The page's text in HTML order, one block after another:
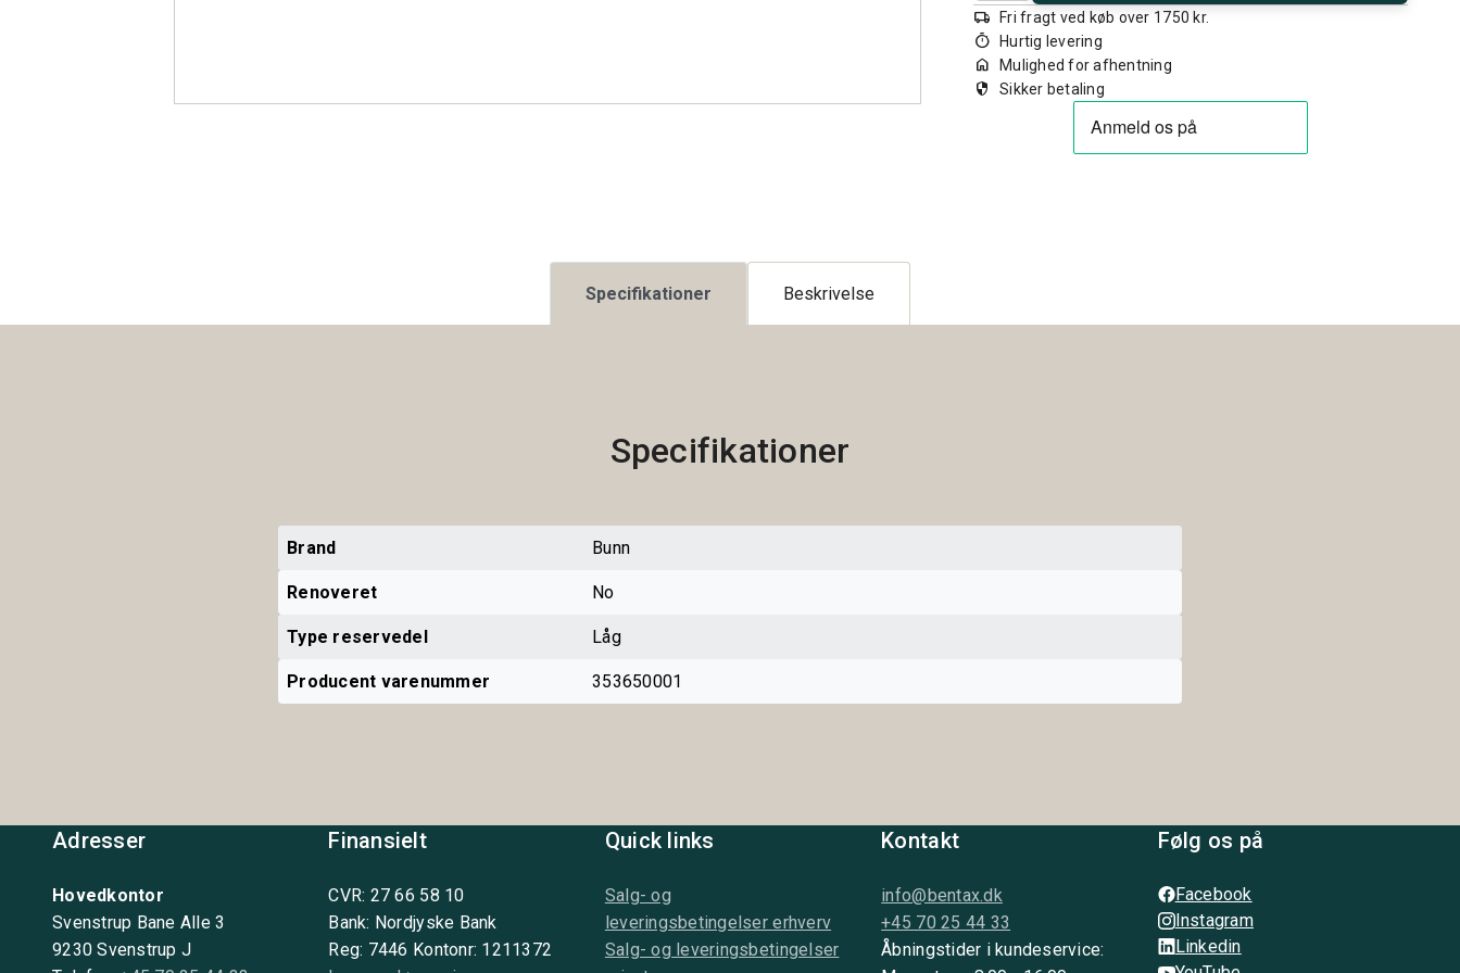
local_shipping Fri fragt ved køb over 1750 kr.
timer Hurtig levering
home Mulighed for afhentning
security Sikker betaling
Specifikationer Beskrivelse
Specifikationer
Brand Bunn
Renoveret No
Type reservedel Låg
Producent varenummer 353650001
Adresser
Hovedkontor
Svenstrup Bane Alle 3
9230 Svenstrup J
Finansielt
CVR: 27 66 58 10
Bank: Nordjyske Bank
Reg: 7446 Kontonr: 1211372
Quick links
Salg- og
leveringsbetingelser erhverv
Salg- og leveringsbetingelser
Kontakt
info@bentax.dk
+45 70 25 44 33
Åbningstider i kundeservice:
Følg os på
Facebook
Instagram
Linkedin